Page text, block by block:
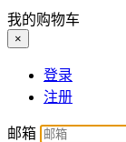
我的购物车
×
登录
注册
邮箱